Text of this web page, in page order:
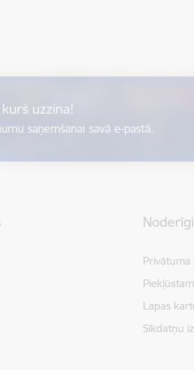
uzzina!
saņemšanai savā e-pastā.
Noderīgi
Privātuma
Lapas
Sīkdatņu